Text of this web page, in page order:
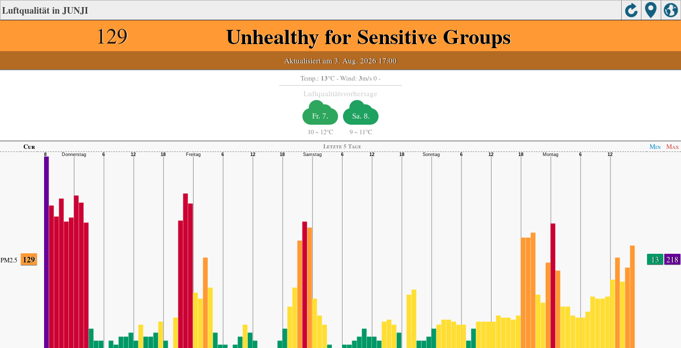
Luftqualität in JUNJI
129 Unhealthy for Sensitive Groups
Aktualisiert am 3. Aug. 2026 17:00
Temp.: 13°C - Wind: 3m/s 0 -
Luftqualitätsvorhersage
Fr. 7.
10 ~ 12°C
Sa. 8.
9 ~ 11°C
Cur
Letzte 5 Tage Min Max
PM2.5 129 13 218